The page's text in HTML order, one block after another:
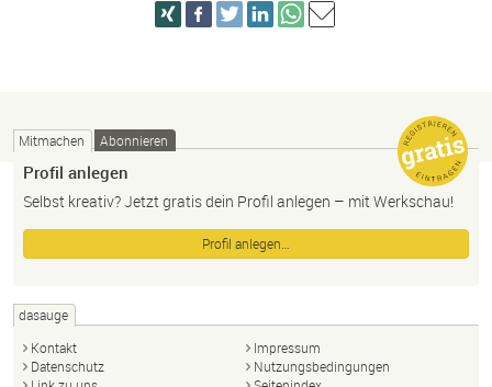
Mitmachen Abonnieren
Profil anlegen
Selbst kreativ? Jetzt gratis dein Profil anlegen – mit Werkschau!
Profil anlegen…
dasauge
Kontakt
Impressum
Datenschutz
Nutzungsbedingungen